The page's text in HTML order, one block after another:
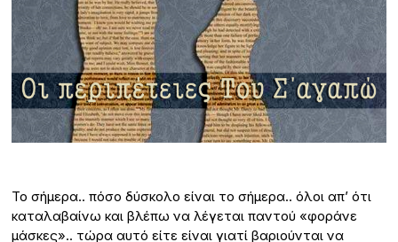
Το σήμερα.. πόσο δύσκολο είναι το σήμερα.. όλοι απ’ ότι
καταλαβαίνω και βλέπω να λέγεται παντού «φοράνε
μάσκες».. τώρα αυτό είτε είναι γιατί βαριούνται να